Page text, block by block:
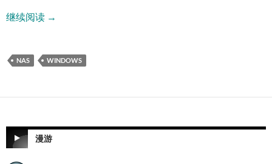
继续阅读Windows网络文件夹开启脱机文件同步
→
NAS WINDOWS
漫游